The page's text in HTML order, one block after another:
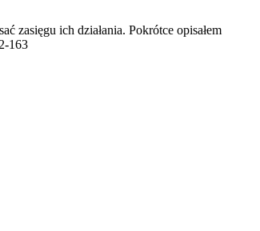
zasięgu ich działania. Pokrótce opisałem
163